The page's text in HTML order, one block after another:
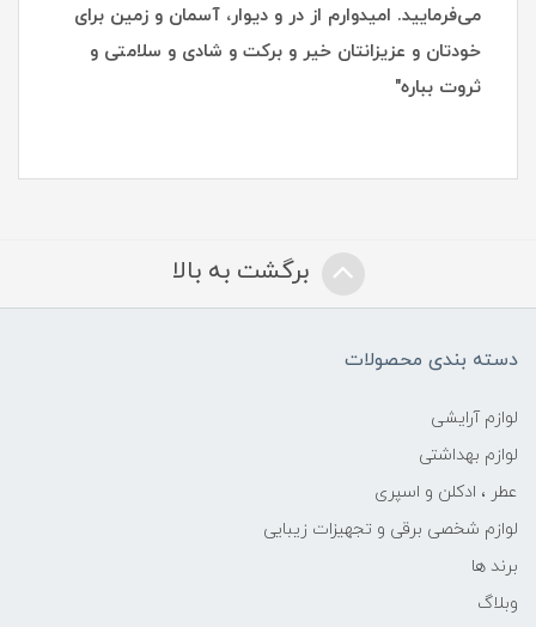
می‌فرمایید. امیدوارم از در و دیوار، آسمان و زمین برای
خودتان و عزیزانتان خیر و برکت و شادی و سلامتی و
ثروت بباره"
برگشت به بالا
دسته بندی محصولات
لوازم آرایشی
لوازم بهداشتی
عطر ، ادکلن و اسپری
لوازم شخصی برقی و تجهیزات زیبایی
برند ها
وبلاگ